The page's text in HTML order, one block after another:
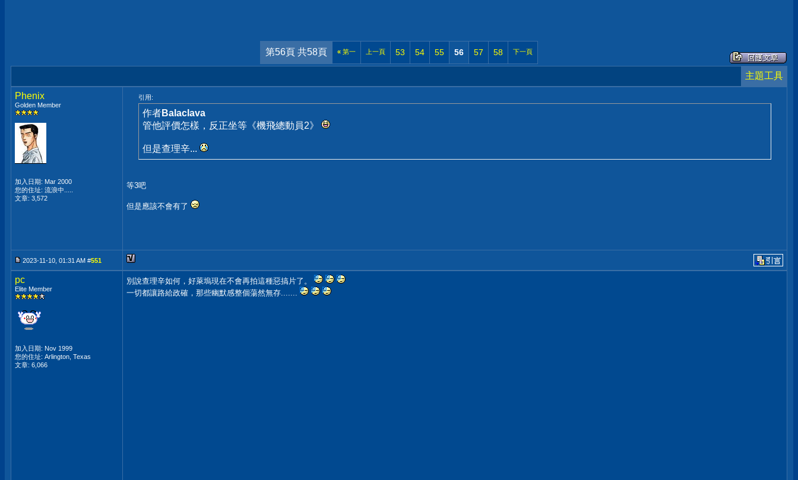
第56頁 共58頁 « 第一 上一頁 53 54 55 56 57 58 下一頁
主題工具
Phenix
Golden Member
加入日期: Mar 2000
您的住址: 流浪中.....
文章: 3,572
引用:
作者Balaclava
管他評價怎樣，反正坐等《機飛總動員2》
但是查理辛...
等3吧
但是應該不會有了
2023-11-10, 01:31 AM #551
pc
Elite Member
加入日期: Nov 1999
您的住址: Arlington, Texas
文章: 6,066
別說查理辛如何，好萊塢現在不會再拍這種惡搞片了。
一切都讓路給政確，那些幽默感整個蕩然無存.......